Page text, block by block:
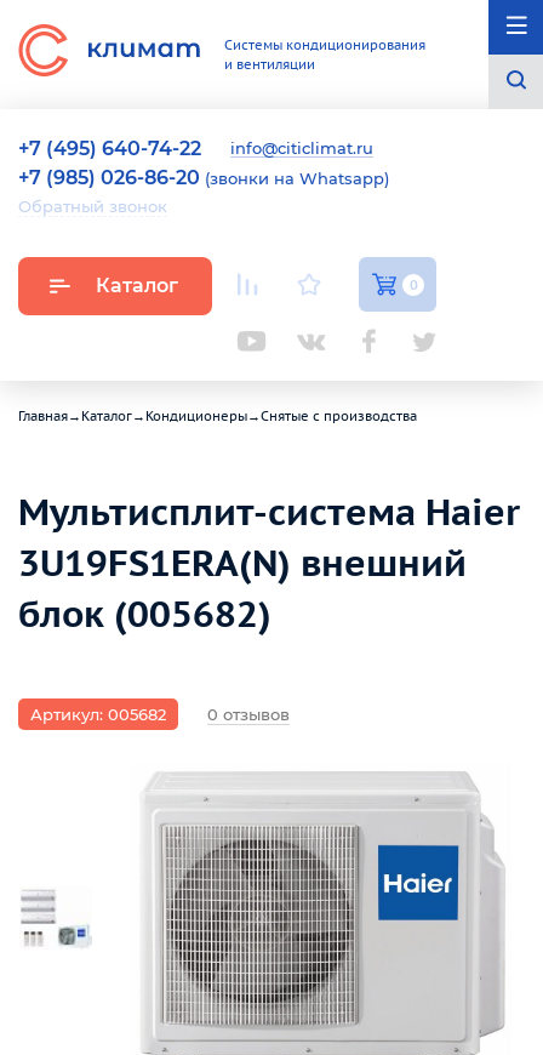
Системы кондиционирования
и вентиляции
+7 (495) 640-74-22 info@citiclimat.ru
+7 (985) 026-86-20 (звонки на Whatsapp)
Обратный звонок
Каталог 0
Главная→ Каталог→ Кондиционеры→Снятые с производства
Мультисплит-система Haier
3U19FS1ERA(N) внешний
блок (005682)
Артикул: 005682 0 отзывов